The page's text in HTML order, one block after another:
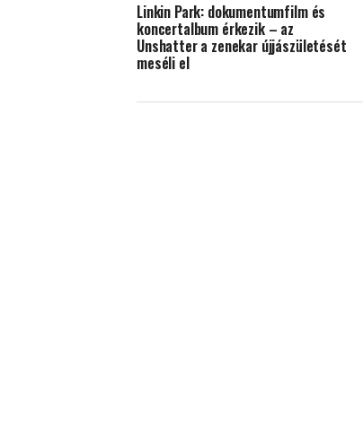
Linkin Park: dokumentumfilm és
koncertalbum érkezik – az
Unshatter a zenekar újjászületését
meséli el